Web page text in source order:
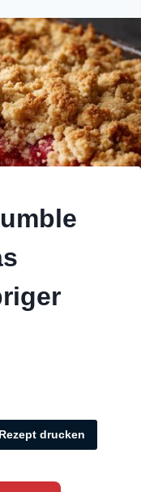
Rezept drucken